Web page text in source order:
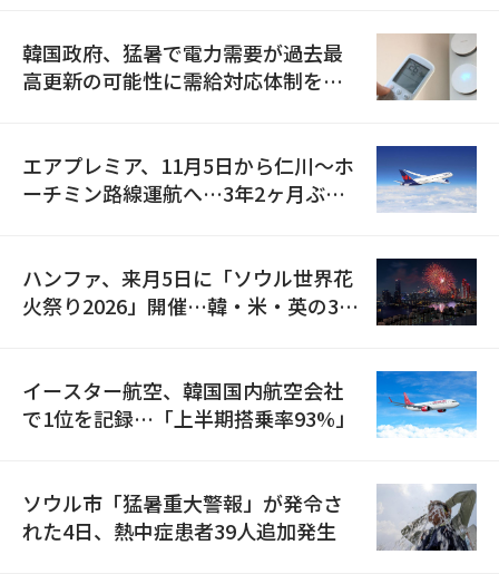
韓国政府、猛暑で電力需要が過去最
高更新の可能性に需給対応体制を点
エアプレミア、11月5日から仁川〜ホ
ーチミン路線運航へ…3年2ヶ月ぶり
ハンファ、来月5日に「ソウル世界花
火祭り2026」開催…韓・米・英の3カ
イースター航空、韓国国内航空会社
で1位を記録…「上半期搭乗率93%」
ソウル市「猛暑重大警報」が発令さ
れた4日、熱中症患者39人追加発生